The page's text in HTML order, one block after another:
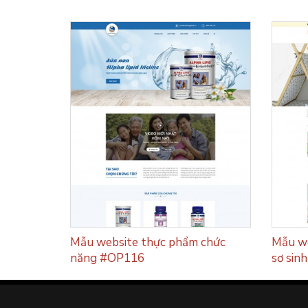
Mẫu website thực phẩm chức
năng #OP116
Mẫu
sơ